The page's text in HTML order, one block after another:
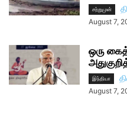
சற்றுமுன்
August 7,
ஒரு
இந்தியா
August 7,